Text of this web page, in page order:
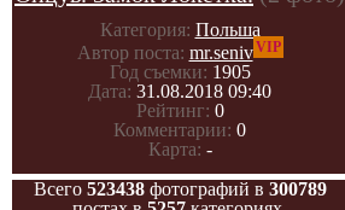
Категория: Польша
Автор поста: mr.senivVIP
Год съемки: 1905
Дата: 31.08.2018 09:40
Рейтинг: 0
Комментарии: 0
Карта: -
Всего 523438фотографий в 300789